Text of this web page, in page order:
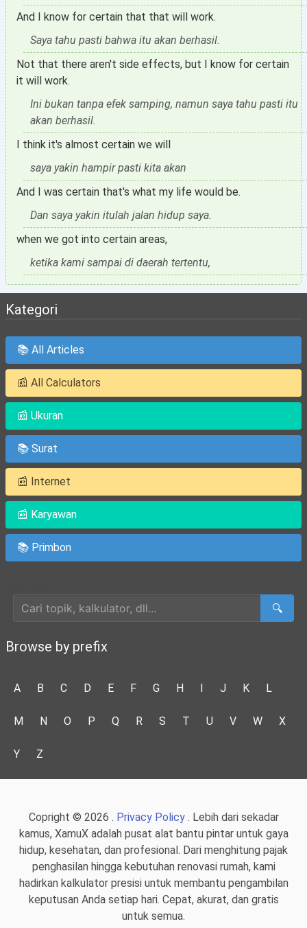
And I know for certain that that will work.
Saya tahu pasti bahwa itu akan berhasil.
Not that there aren't side effects, but I know for certain
it will work.
Ini bukan tanpa efek samping, namun saya tahu pasti itu
akan berhasil.
I think it's almost certain we will
saya yakin hampir pasti kita akan
And I was certain that's what my life would be.
Dan saya yakin itulah jalan hidup saya.
when we got into certain areas,
ketika kami sampai di daerah tertentu,
Kategori
📚 All Articles
📰 All Calculators
📰 Ukuran
📚 Surat
📰 Internet
📰 Karyawan
📚 Primbon
🔍
Browse by prefix
A B C D E F G H I J K L
M N O P Q R S T U V W X
Y Z
Copright © 2026 . Privacy Policy. Lebih dari sekadar
kamus, XamuX adalah pusat alat bantu pintar untuk gaya
hidup, kesehatan, dan profesional. Dari menghitung pajak
penghasilan hingga kebutuhan renovasi rumah, kami
hadirkan kalkulator presisi untuk membantu pengambilan
keputusan Anda setiap hari. Cepat, akurat, dan gratis
untuk semua.